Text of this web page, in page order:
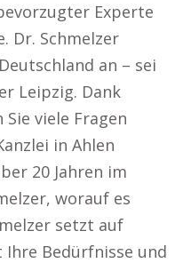
Experte
Dr. Schmelzer
an – sei
Leipzig. Dank
viele Fragen
in Ahlen
20 Jahren im
worauf es
setzt auf
Bedürfnisse und